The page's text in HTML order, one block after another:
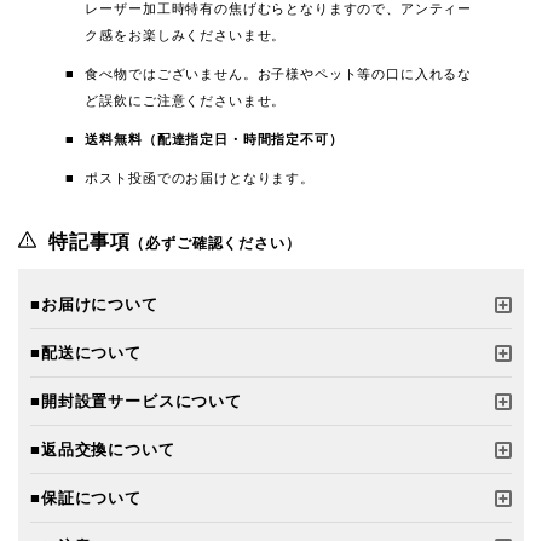
レーザー加工時特有の焦げむらとなりますので、アンティー
ク感をお楽しみくださいませ。
食べ物ではございません。お子様やペット等の口に入れるな
ど誤飲にご注意くださいませ。
送料無料（配達指定日・時間指定不可）
ポスト投函でのお届けとなります。
特記事項 （必ずご確認ください）
■お届けについて
■配送について
■開封設置サービスについて
■返品交換について
■保証について